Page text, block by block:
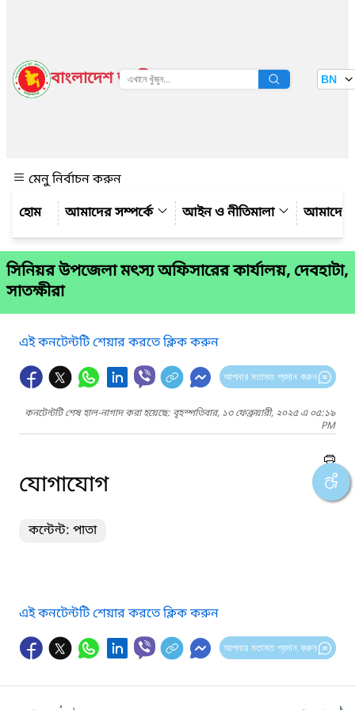
বাংলাদেশ জাতীয় তথ্য বাতায়ন BN
মেনু নির্বাচন করুন
আমাদের সম্পর্কে
আইন ও নীতিমালা আমাদের
সিনিয়র উপজেলা মৎস্য অফিসারের কার্যালয়, দেবহাটা,
সাতক্ষীরা
এই কনটেন্টটি শেয়ার করতে ক্লিক করুন
আপনার মতামত প্রদান করুন
কনটেন্টটি শেষ হাল-নাগাদ করা হয়েছে: বৃহস্পতিবার, ১৩ ফেব্রুয়ারী, ২০২৫ এ ০৫:১৯
PM
যোগাযোগ
কন্টেন্ট: পাতা
এই কনটেন্টটি শেয়ার করতে ক্লিক করুন
আপনার মতামত প্রদান করুন